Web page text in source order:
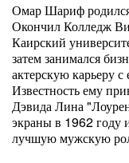
Омар Шариф
Окончил Колледж
Каирский
затем занимался
актерскую карьеру
Известность ему
Дэвида Лина
экраны в 1962 году
лучшую мужскую